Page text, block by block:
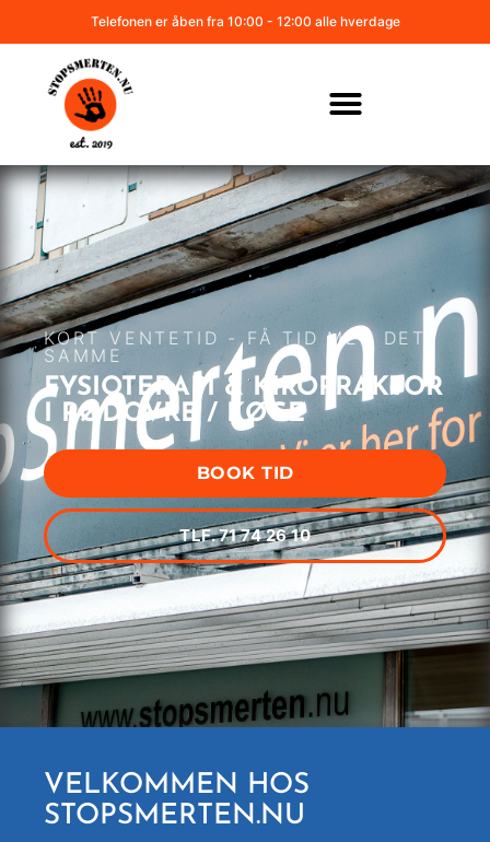
Telefonen er åben fra 10:00 - 12:00 alle hverdage
KORT VENTETID - FÅ TID MED DET
SAMME
FYSIOTERAPI & KIROPRAKTOR
I RØDOVRE / KØGE
BOOK TID
TLF. 71 74 26 10
VELKOMMEN HOS
STOPSMERTEN.NU